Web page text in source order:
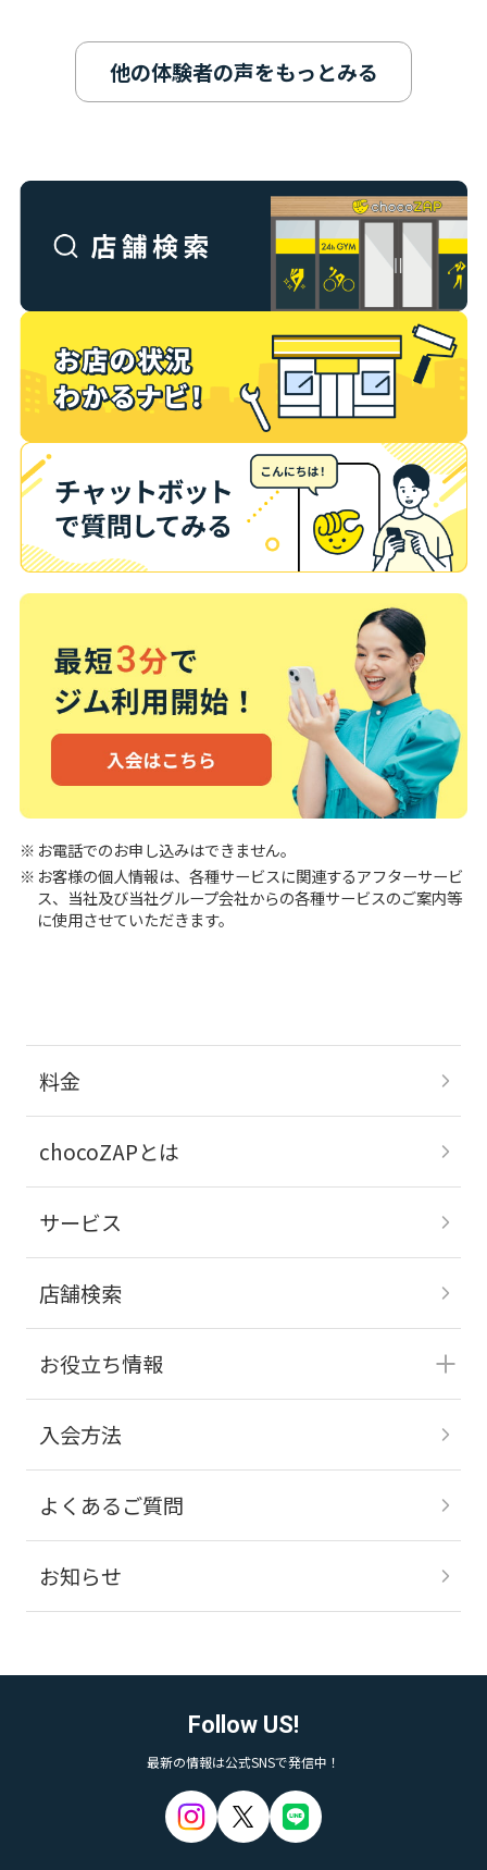
他の体験者の声をもっとみる
お電話でのお申し込みはできません。
お客様の個人情報は、各種サービスに関連するアフターサービ
ス、当社及び当社グループ会社からの各種サービスのご案内等
に使用させていただきます。
料金
chocoZAPとは
サービス
店舗検索
お役立ち情報
入会方法
よくあるご質問
お知らせ
Follow US!
最新の情報は公式SNSで発信中！